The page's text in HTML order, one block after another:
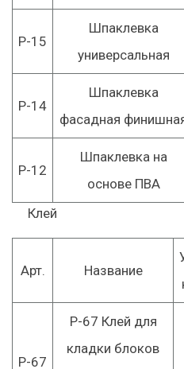
Р-15
Шпаклевка
универсальная
Р-14
Шпаклевка
фасадная
Р-12
Шпаклевка на
основе ПВА
Клей
Арт. Название
Р-67
Р-67 Клей для
кладки блоков